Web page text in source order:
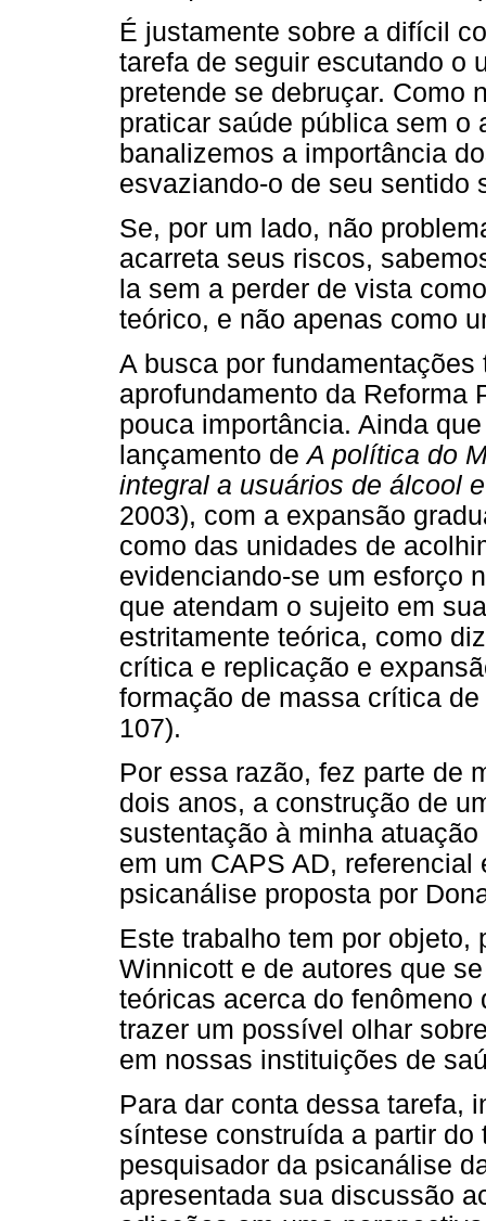
É justamente sobre a difícil
tarefa de seguir escutando o
pretende se debruçar. Como
praticar saúde pública sem
banalizemos a importância
esvaziando-o de seu sentido
Se, por um lado, não
acarreta seus riscos,
la sem a perder de vista
teórico, e não apenas como
A busca por
aprofundamento da Reforma
pouca importância. Ainda
lançamento deA política do
integral a usuários de álcool
2003), com a expansão
como das unidades de
evidenciando-se um esforço
que atendam o sujeito em
estritamente teórica, como
crítica e replicação e
formação de massa crítica
107).
Por essa razão, fez parte de
dois anos, a construção de
sustentação à minha
em um CAPS AD,
psicanálise proposta por
Este trabalho tem por objeto,
Winnicott e de autores que
teóricas acerca do
trazer um possível olhar
em nossas instituições de
Para dar conta dessa tarefa,
síntese construída a partir
pesquisador da psicanálise
apresentada sua discussão